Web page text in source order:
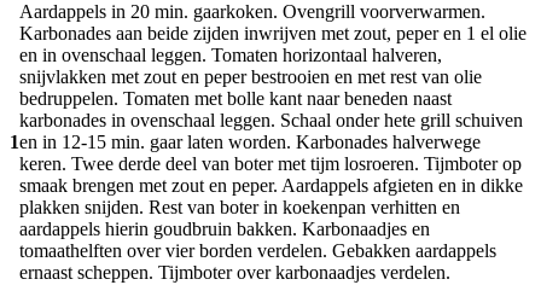
1
Aardappels in 20 min. gaarkoken. Ovengrill voorverwarmen.
Karbonades aan beide zijden inwrijven met zout, peper en 1 el olie
en in ovenschaal leggen. Tomaten horizontaal halveren,
snijvlakken met zout en peper bestrooien en met rest van olie
bedruppelen. Tomaten met bolle kant naar beneden naast
karbonades in ovenschaal leggen. Schaal onder hete grill schuiven
en in 12-15 min. gaar laten worden. Karbonades halverwege
keren. Twee derde deel van boter met tijm losroeren. Tijmboter op
smaak brengen met zout en peper. Aardappels afgieten en in dikke
plakken snijden. Rest van boter in koekenpan verhitten en
aardappels hierin goudbruin bakken. Karbonaadjes en
tomaathelften over vier borden verdelen. Gebakken aardappels
ernaast scheppen. Tijmboter over karbonaadjes verdelen.